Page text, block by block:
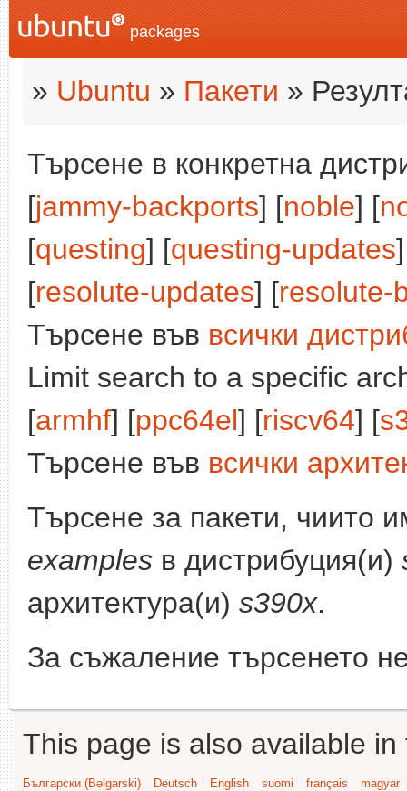
packages
» Ubuntu » Пакети »
Търсене в конкретна
[jammy-backports] [noble] [
[questing] [questing-updates
[resolute-updates] [resolute-
Търсене във всички
Limit search to a specific
[armhf] [ppc64el] [riscv64] [
Търсене във всички
Търсене за пакети, чиито
examples в дистрибуция(и)
архитектура(и) s390x.
За съжаление търсенето
This page is also available
Български (Bəlgarski) Deutsch English suomi français
magyar